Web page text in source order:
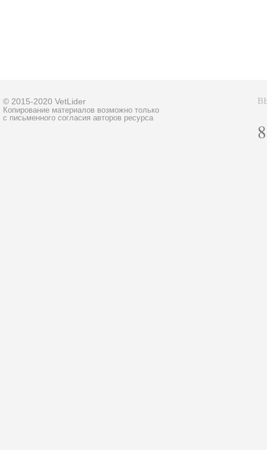
© 2015-2020 VetLider
Копирование материалов возможно только
с письменного согласия авторов ресурса